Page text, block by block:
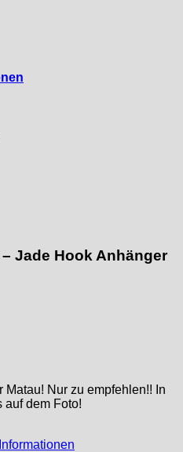
– Jade Hook Anhänger
Nur zu empfehlen!! In
auf dem Foto!